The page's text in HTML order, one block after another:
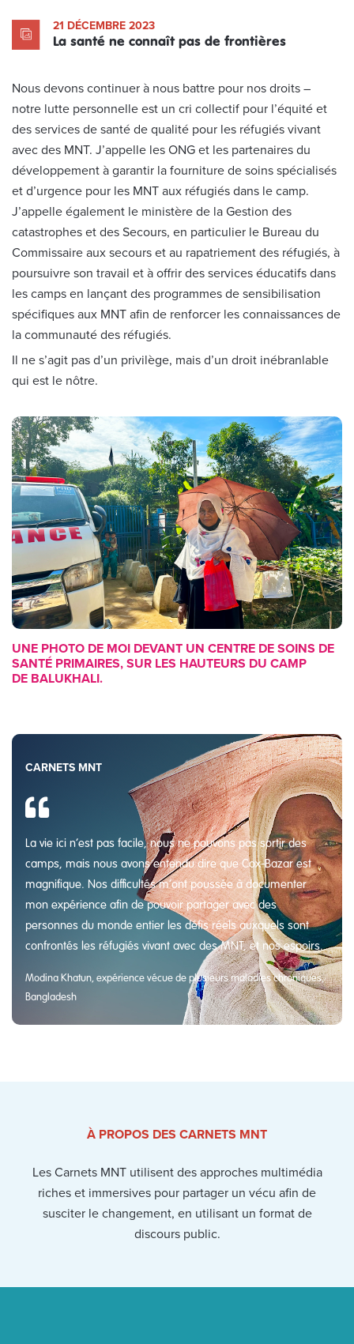
21 DÉCEMBRE 2023
La santé ne connaît pas de frontières
Nous devons continuer à nous battre pour nos droits –
notre lutte personnelle est un cri collectif pour l’équité et
des services de santé de qualité pour les réfugiés vivant
avec des MNT. J’appelle les ONG et les partenaires du
développement à garantir la fourniture de soins spécialisés
et d’urgence pour les MNT aux réfugiés dans le camp.
J’appelle également le ministère de la Gestion des
catastrophes et des Secours, en particulier le Bureau du
Commissaire aux secours et au rapatriement des réfugiés, à
poursuivre son travail et à offrir des services éducatifs dans
les camps en lançant des programmes de sensibilisation
spécifiques aux MNT afin de renforcer les connaissances de
la communauté des réfugiés.
Il ne s’agit pas d’un privilège, mais d’un droit inébranlable
qui est le nôtre.
UNE PHOTO DE MOI DEVANT UN CENTRE DE SOINS DE
SANTÉ PRIMAIRES, SUR LES HAUTEURS DU CAMP
DE BALUKHALI.
CARNETS MNT
La vie ici n’est pas facile, nous ne pouvons pas sortir des
camps, mais nous avons entendu dire que Cox-Bazar est
magnifique. Nos difficultés m’ont poussée à documenter
mon expérience afin de pouvoir partager avec des
personnes du monde entier les défis réels auxquels sont
confrontés les réfugiés vivant avec des MNT, et nos espoirs.
Modina Khatun, expérience vécue de plusieurs maladies chroniques,
Bangladesh
À PROPOS DES CARNETS MNT
Les Carnets MNT utilisent des approches multimédia
riches et immersives pour partager un vécu afin de
susciter le changement, en utilisant un format de
discours public.